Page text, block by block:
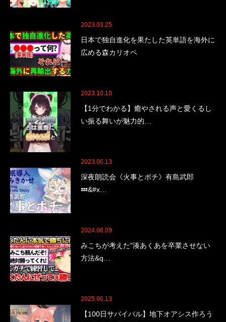
2023.03.25
日本で独自進化を果たした英単語を海外に
広める森カリオペ
2023.10.10
【1分でわかる】癒やされる声と愛くるし
い振る舞いが魅力的…
2023.06.13
深夜朗読会《火事とポチ》有島武郎
💤&#x…
2024.08.09
みこちが考えた"湊あくあを卒業させない
方法&q…
2025.06.13
【100日サバイバル】地下オアシス作ろう